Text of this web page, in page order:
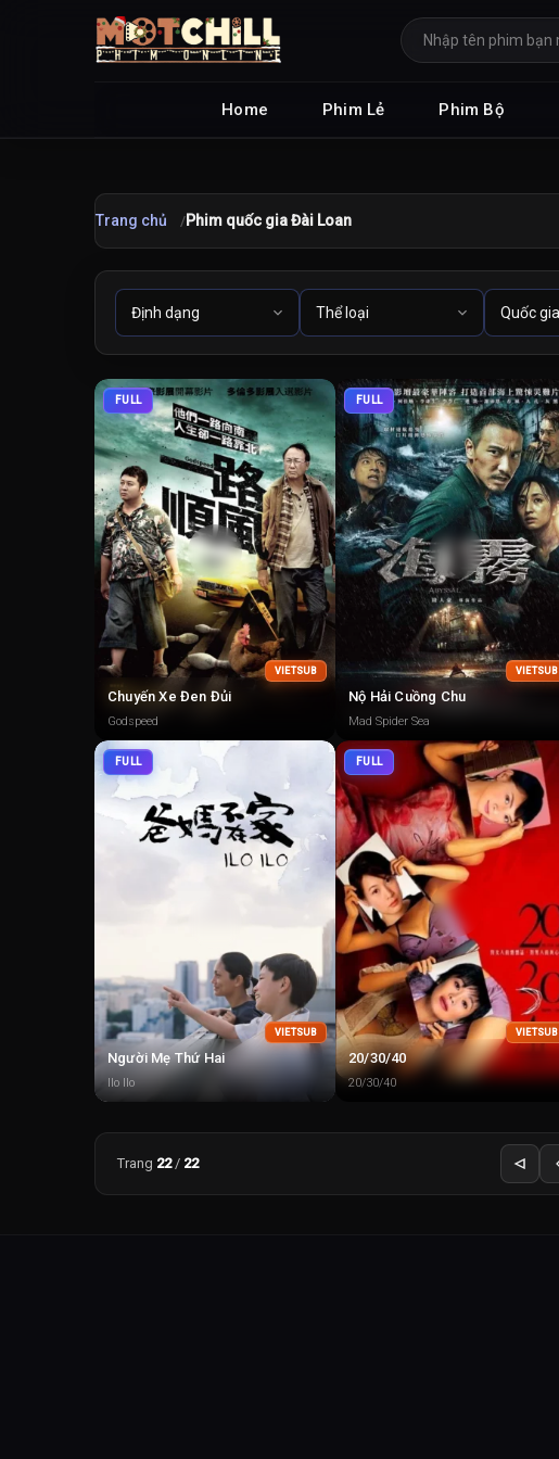
Home Phim Lẻ Phim Bộ
Trang chủ Phim quốc gia Đài Loan
FULL
VIETSUB
Chuyến Xe Đen Đủi
Godspeed
FULL
VIETSUB
Nộ Hải Cuồng Chu
Mad Spider Sea
FULL
VIETSUB
Người Mẹ Thứ Hai
Ilo Ilo
FULL
VIETSUB
20/30/40
20/30/40
Trang 22/ 22